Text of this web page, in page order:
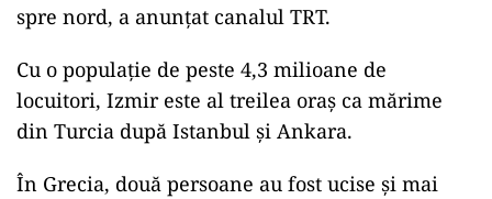
spre nord, a anunţat canalul TRT.
Cu o populaţie de peste 4,3 milioane de
locuitori, Izmir este al treilea oraş ca mărime
din Turcia după Istanbul şi Ankara.
În Grecia, două persoane au fost ucise şi mai